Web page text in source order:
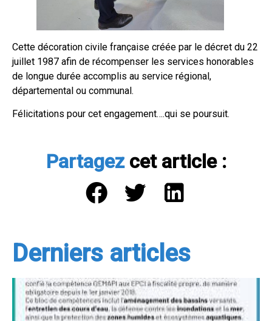
Cette décoration civile française créée par le décret du 22
juillet 1987 afin de récompenser les services honorables
de longue durée accomplis au service régional,
départemental ou communal.
Félicitations pour cet engagement….qui se poursuit.
Partagezcet article :
Derniers articles